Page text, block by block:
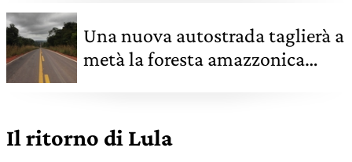
Una nuova autostrada taglierà a
metà la foresta amazzonica
Il ritorno di Lula